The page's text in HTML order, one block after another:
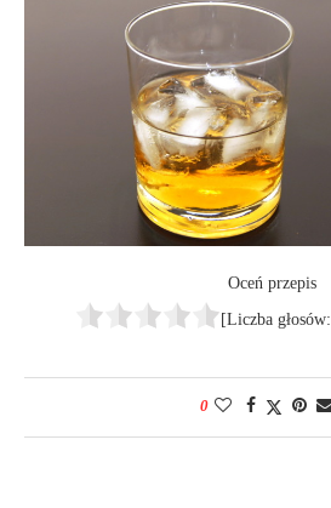
Oceń przepis
[Liczba głosów:
0